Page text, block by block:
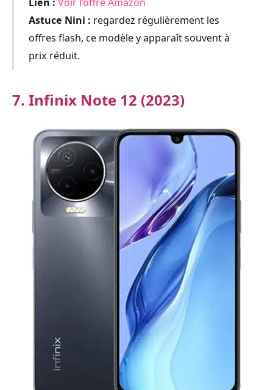
Astuce Nini : regardez régulièrement les
offres flash, ce modèle y apparaît souvent à
prix réduit.
7. Infinix Note 12 (2023)